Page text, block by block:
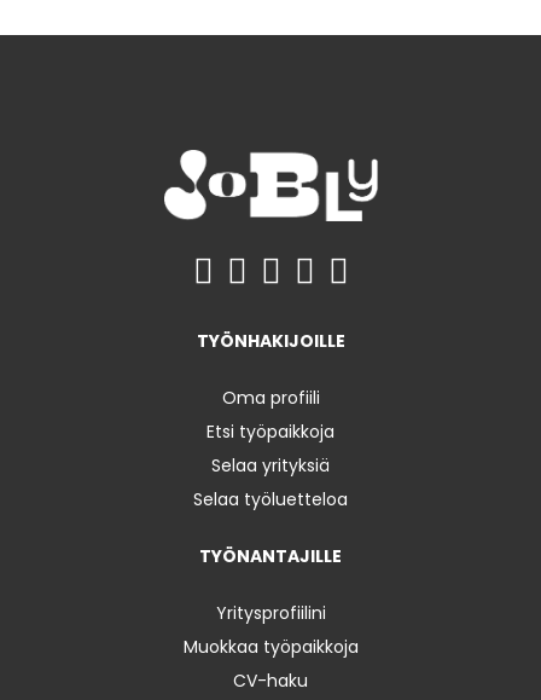
TYÖNHAKIJOILLE
Oma profiili
Etsi työpaikkoja
Selaa yrityksiä
Selaa työluetteloa
TYÖNANTAJILLE
Yritysprofiilini
Muokkaa työpaikkoja
CV-haku